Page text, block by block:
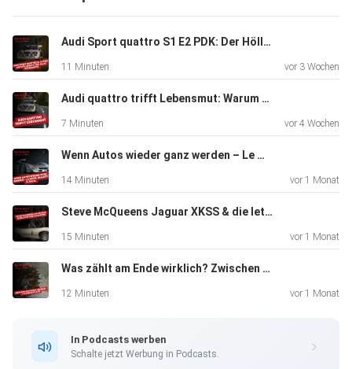
Audi Sport quattro S1 E2 PDK: Der Höllenritt, der alles veränderte | Johanna Böckler
11 Minuten vor 3 Wochen
Audi quattro trifft Lebensmut: Warum echter Antrieb mehr ist als PS | Simon Birr
7 Minuten vor 4 Wochen
Wenn Autos wieder ganz werden – Le Mans, Bugatti & 300 SL | Volker Dickel
14 Minuten vor 1 Monat
Steve McQueens Jaguar XKSS & die letzte große Entscheidung seines Lebens | Simon Diercks
15 Minuten vor 1 Monat
Was zählt am Ende wirklich? Zwischen Oldtimern, Vietnam & Schindlers Liste | Thomas Schmidt
12 Minuten vor 1 Monat
In Podcasts werben
Schalte jetzt Werbung in Podcasts.